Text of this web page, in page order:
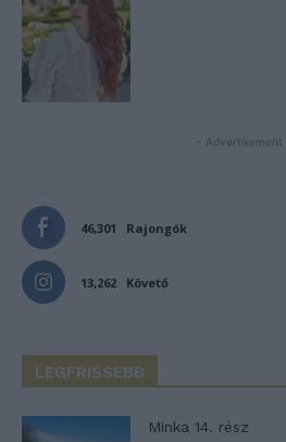
- Advertisement -
46,301 Rajongók
13,262 Követő
LEGFRISSEBB
Minka 14. rész